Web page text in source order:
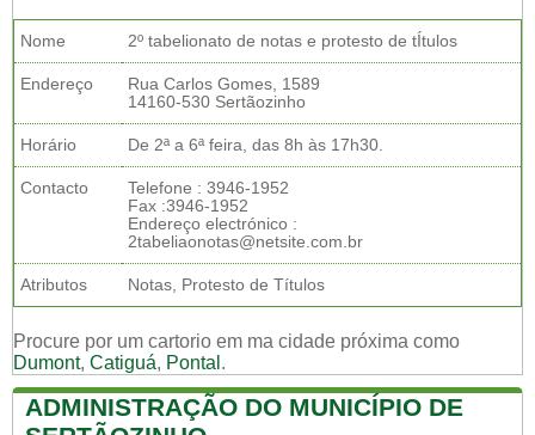
Nome 2º tabelionato de notas e protesto de tÍtulos
Endereço
Rua Carlos Gomes, 1589
14160-530 Sertãozinho
Horário De 2ª a 6ª feira, das 8h às 17h30.
Contacto
Telefone : 3946-1952
Fax :3946-1952
Endereço electrónico :
2tabeliaonotas@netsite.com.br
Atributos Notas, Protesto de Títulos
Procure por um cartorio em ma cidade próxima como
Dumont, Catiguá, Pontal .
ADMINISTRAÇÃO DO MUNICÍPIO DE